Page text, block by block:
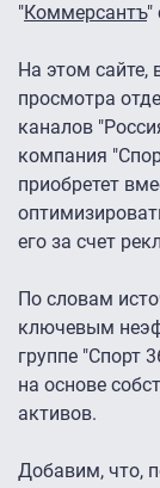
"Коммерсантъ"
На этом сайте,
просмотра
каналов
компания
приобретет
его за счет
По словам
ключевым
группе "Спорт
на основе
активов.
Добавим, что,